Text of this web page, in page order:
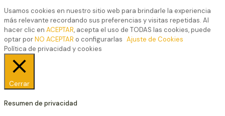
Usamos cookies en nuestro sitio web para brindarle la experiencia
más relevante recordando sus preferencias y visitas repetidas. Al
hacer clic en ACEPTAR, acepta el uso de TODAS las cookies, puede
optar porNO ACEPTAR o configurarlas Ajuste de Cookies
Política de privacidad y cookies
Cerrar
Resumen de privacidad